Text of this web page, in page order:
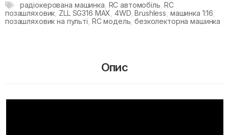
радіокерована машинка RC автомобіль ,RC
позашляховик ZLL SG316 MAX 4WD,Brushless машинка 1:16
позашляховик на пульті RC модель ,безколекторна машинка
Опис